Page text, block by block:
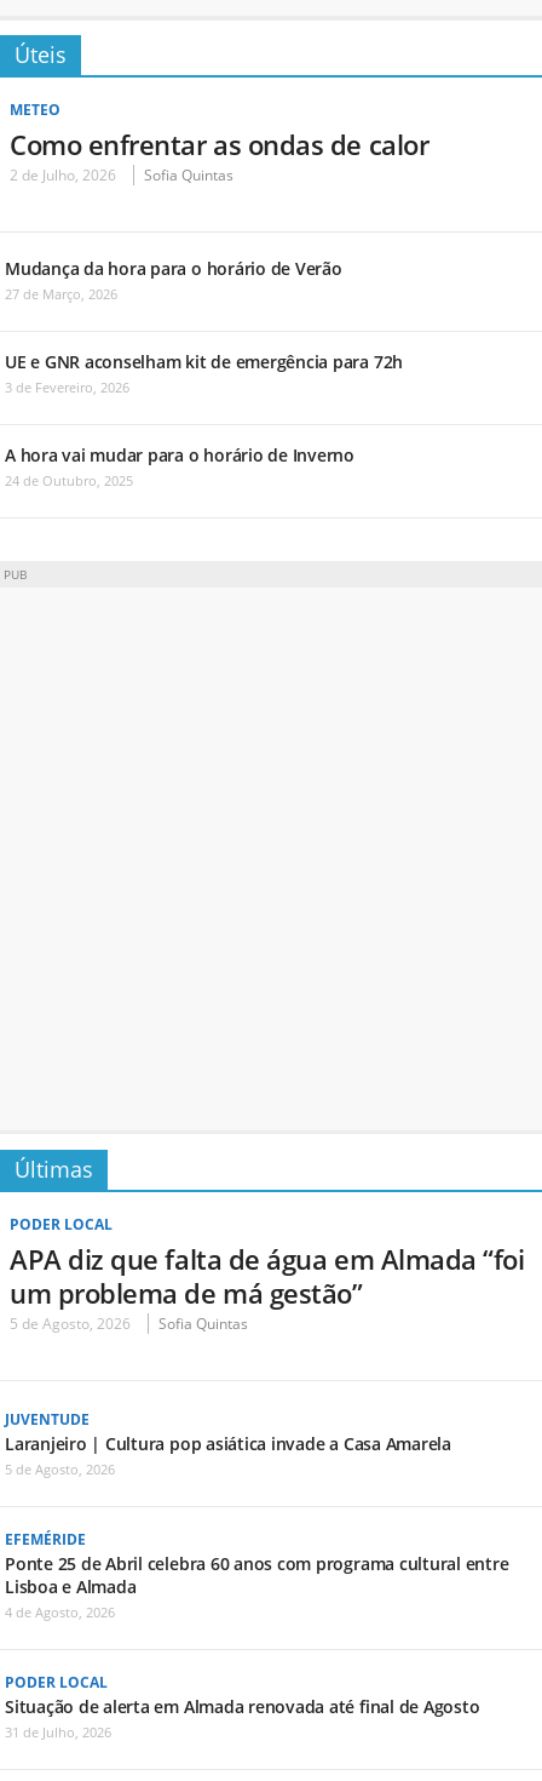
Úteis
METEO
Como enfrentar as ondas de calor
2 de Julho, 2026 Sofia Quintas
Mudança da hora para o horário de Verão
27 de Março, 2026
UE e GNR aconselham kit de emergência para 72h
3 de Fevereiro, 2026
A hora vai mudar para o horário de Inverno
24 de Outubro, 2025
PUB
Últimas
PODER LOCAL
APA diz que falta de água em Almada “foi
um problema de má gestão”
5 de Agosto, 2026 Sofia Quintas
JUVENTUDE
Laranjeiro | Cultura pop asiática invade a Casa Amarela
5 de Agosto, 2026
EFEMÉRIDE
Ponte 25 de Abril celebra 60 anos com programa cultural entre
Lisboa e Almada
4 de Agosto, 2026
PODER LOCAL
Situação de alerta em Almada renovada até final de Agosto
31 de Julho, 2026